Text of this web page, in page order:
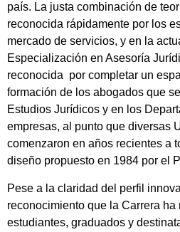
país. La justa combinación de
reconocida rápidamente por los
mercado de servicios, y en la
Especialización en Asesoría
reconocida por completar un
formación de los abogados que
Estudios Jurídicos y en los
empresas, al punto que diversas
comenzaron en años recientes a
diseño propuesto en 1984 por el
Pese a la claridad del perfil
reconocimiento que la Carrera ha
estudiantes, graduados y